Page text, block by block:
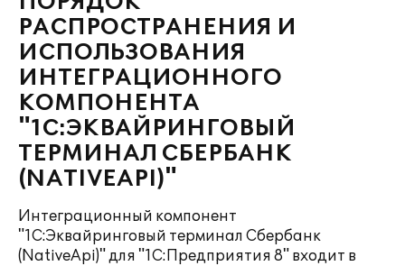
РАСПРОСТРАНЕНИЯ И
ИСПОЛЬЗОВАНИЯ
ИНТЕГРАЦИОННОГО
КОМПОНЕНТА
"1С:ЭКВАЙРИНГОВЫЙ
ТЕРМИНАЛ СБЕРБАНК
(NATIVEAPI)"
Интеграционный компонент
"1С:Эквайринговый терминал Сбербанк
(NativeApi)" для "1С:Предприятия 8" входит в